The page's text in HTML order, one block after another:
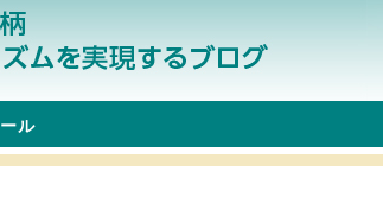
ル